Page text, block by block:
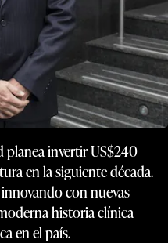
planea invertir US$240
en la siguiente década.
con nuevas
historia clínica
en el país.